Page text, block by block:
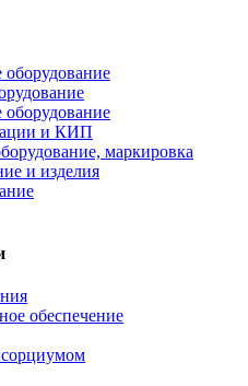
оборудование
оборудование
и КИП
маркировка
и изделия
обеспечение